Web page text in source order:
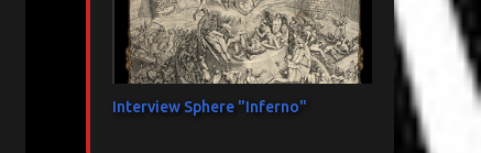
Interview Sphere "Inferno"